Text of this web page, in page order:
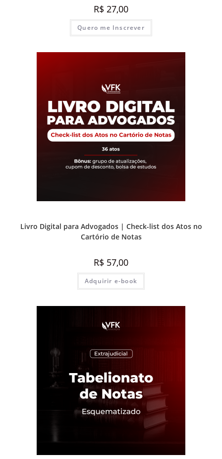
R$ 27,00
Quero me Inscrever
Livro Digital para Advogados | Check-list dos Atos no
Cartório de Notas
R$ 57,00
Adquirir e-book